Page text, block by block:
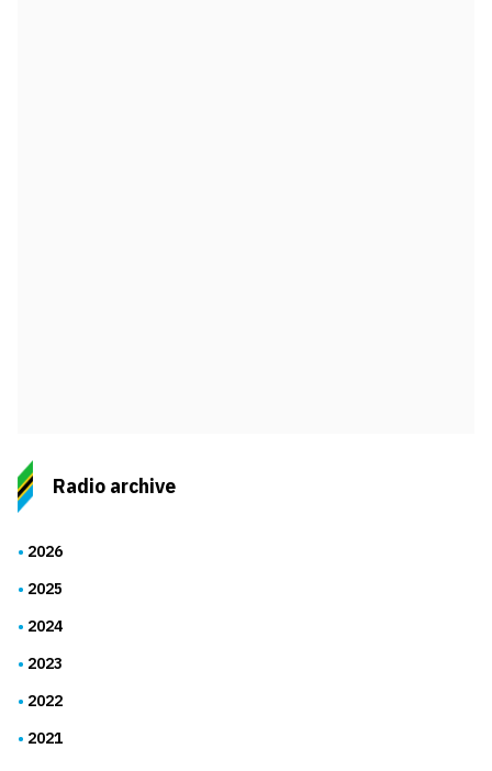
Radio archive
2026
2025
2024
2023
2022
2021